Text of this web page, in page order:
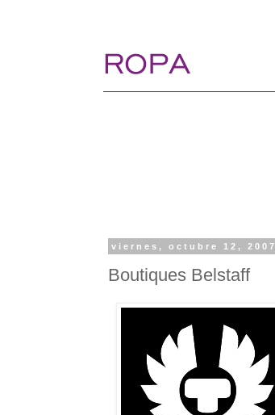
viernes, octubre 12, 2007
Boutiques Belstaff